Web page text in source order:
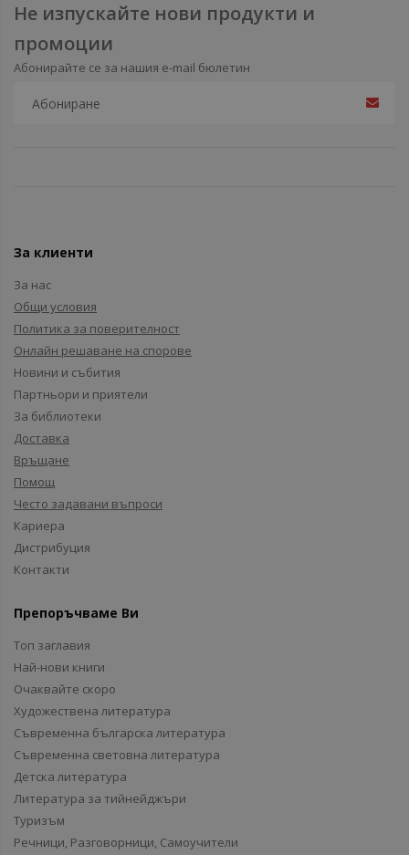
Не изпускайте нови продукти и
промоции
Абонирайте се за нашия e-mail бюлетин
За клиенти
За нас
Общи условия
Политика за поверителност
Онлайн решаване на спорове
Новини и събития
Партньори и приятели
За библиотеки
Доставка
Връщане
Помощ
Често задавани въпроси
Кариера
Дистрибуция
Контакти
Препоръчваме Ви
Топ заглавия
Най-нови книги
Очаквайте скоро
Художествена литература
Съвременна българска литература
Съвременна световна литература
Детска литература
Литература за тийнейджъри
Туризъм
Речници, Разговорници, Самоучители